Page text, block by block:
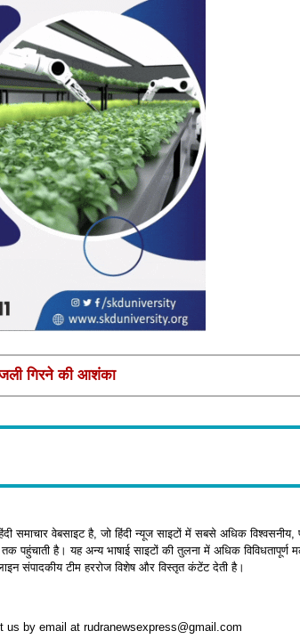
गिरने की आशंका
समाचार वेबसाइट है, जो हिंदी न्यूज साइटों में सबसे अधिक विश्वसनीय,
पहुंचाती है। यह अन्य भाषाई साइटों की तुलना में अधिक विविधतापूर्ण
संपादकीय टीम हररोज विशेष और विस्तृत कंटेंट देती है।
us by email at rudranewsexpress@gmail.com